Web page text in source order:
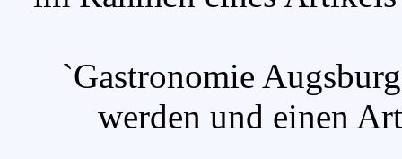
`Gastronomie
werden und einen